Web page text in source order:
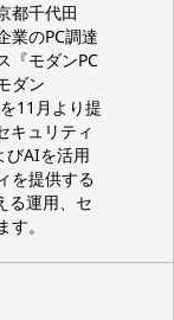
都千代田
業のPC調達
『モダンPC
ダン
11月より提
キュリティ
びAIを活用
を提供する
る運用、セ
。